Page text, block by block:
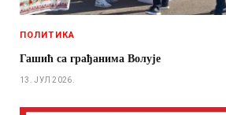
ПОЛИТИКА
Гашић са грађанима Волује
13. ЈУЛ 2026.